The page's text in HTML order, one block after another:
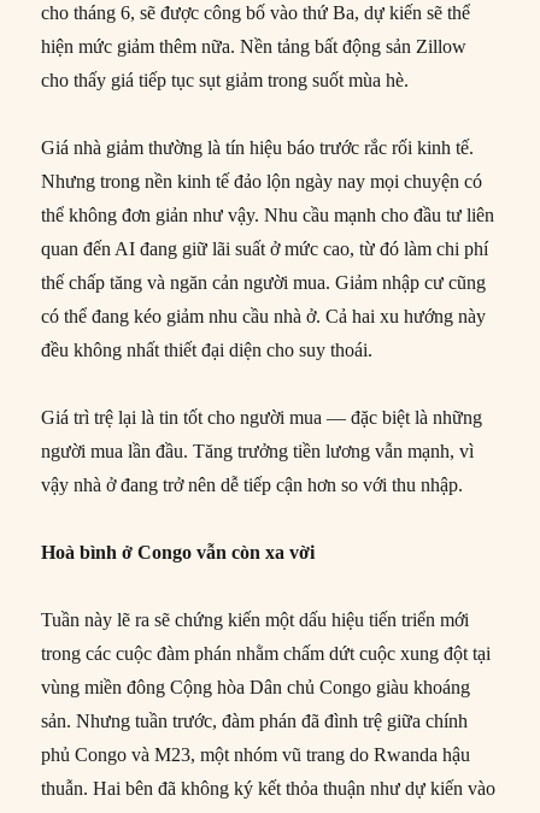
cho tháng 6, sẽ được công bố vào thứ Ba, dự kiến sẽ thể
hiện mức giảm thêm nữa. Nền tảng bất động sản Zillow
cho thấy giá tiếp tục sụt giảm trong suốt mùa hè.
Giá nhà giảm thường là tín hiệu báo trước rắc rối kinh tế.
Nhưng trong nền kinh tế đảo lộn ngày nay mọi chuyện có
thể không đơn giản như vậy. Nhu cầu mạnh cho đầu tư liên
quan đến AI đang giữ lãi suất ở mức cao, từ đó làm chi phí
thế chấp tăng và ngăn cản người mua. Giảm nhập cư cũng
có thể đang kéo giảm nhu cầu nhà ở. Cả hai xu hướng này
đều không nhất thiết đại diện cho suy thoái.
Giá trì trệ lại là tin tốt cho người mua — đặc biệt là những
người mua lần đầu. Tăng trưởng tiền lương vẫn mạnh, vì
vậy nhà ở đang trở nên dễ tiếp cận hơn so với thu nhập.
Hoà bình ở Congo vẫn còn xa vời
Tuần này lẽ ra sẽ chứng kiến một dấu hiệu tiến triển mới
trong các cuộc đàm phán nhằm chấm dứt cuộc xung đột tại
vùng miền đông Cộng hòa Dân chủ Congo giàu khoáng
sản. Nhưng tuần trước, đàm phán đã đình trệ giữa chính
phủ Congo và M23, một nhóm vũ trang do Rwanda hậu
thuẫn. Hai bên đã không ký kết thỏa thuận như dự kiến vào